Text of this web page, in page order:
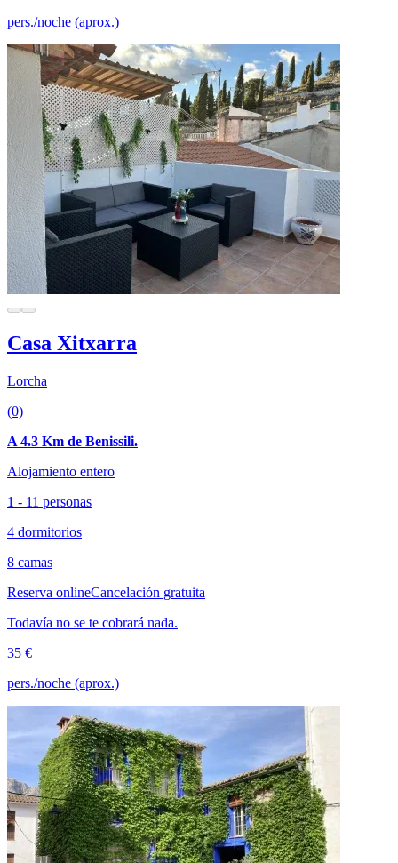
pers./noche (aprox.)
Casa Xitxarra
Lorcha
(0)
A 4.3 Km de Benissili.
Alojamiento entero
1 - 11 personas
4 dormitorios
8 camas
Reserva onlineCancelación gratuita
Todavía no se te cobrará nada.
35 €
pers./noche (aprox.)